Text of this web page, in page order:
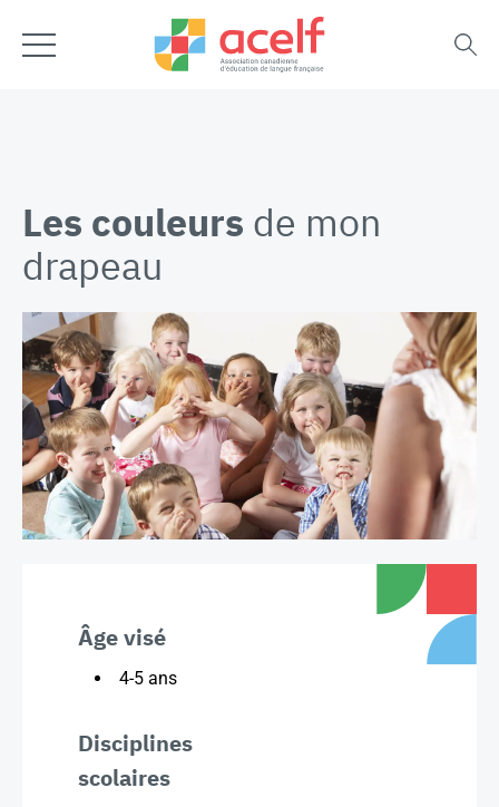
Les couleurs de mon
drapeau
Âge visé
4-5 ans
Disciplines
scolaires